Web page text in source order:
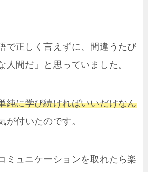
で正しく言えずに、間違うたび
人間だ」と思っていました。
純に学び続ければいいだけなん
が付いたのです。
ミュニケーションを取れたら楽